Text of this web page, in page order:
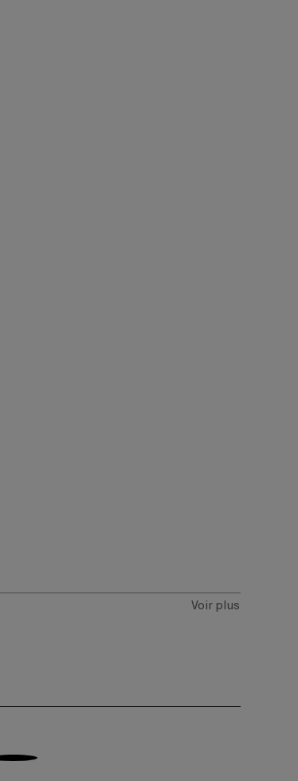
Voir plus